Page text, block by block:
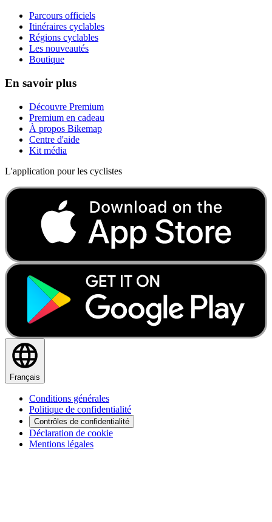
Parcours officiels
Itinéraires cyclables
Régions cyclables
Les nouveautés
Boutique
En savoir plus
Découvre Premium
Premium en cadeau
À propos Bikemap
Centre d'aide
Kit média
L'application pour les cyclistes
Français
Conditions générales
Politique de confidentialité
Contrôles de confidentialité
Déclaration de cookie
Mentions légales